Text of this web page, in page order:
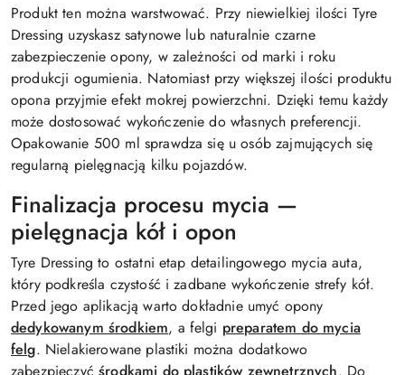
Produkt ten można warstwować. Przy niewielkiej ilości Tyre
Dressing uzyskasz satynowe lub naturalnie czarne
zabezpieczenie opony, w zależności od marki i roku
produkcji ogumienia. Natomiast przy większej ilości produktu
opona przyjmie efekt mokrej powierzchni. Dzięki temu każdy
może dostosować wykończenie do własnych preferencji.
Opakowanie 500 ml sprawdza się u osób zajmujących się
regularną pielęgnacją kilku pojazdów.
Finalizacja procesu mycia —
pielęgnacja kół i opon
Tyre Dressing to ostatni etap detailingowego mycia auta,
który podkreśla czystość i zadbane wykończenie strefy kół.
Przed jego aplikacją warto dokładnie umyć opony
dedykowanym środkiem, a felgi preparatem do mycia
felg. Nielakierowane plastiki można dodatkowo